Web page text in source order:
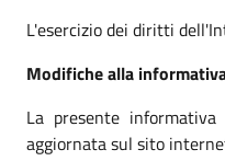
L'esercizio dei diritti
Modifiche alla
La presente
aggiornata sul sito